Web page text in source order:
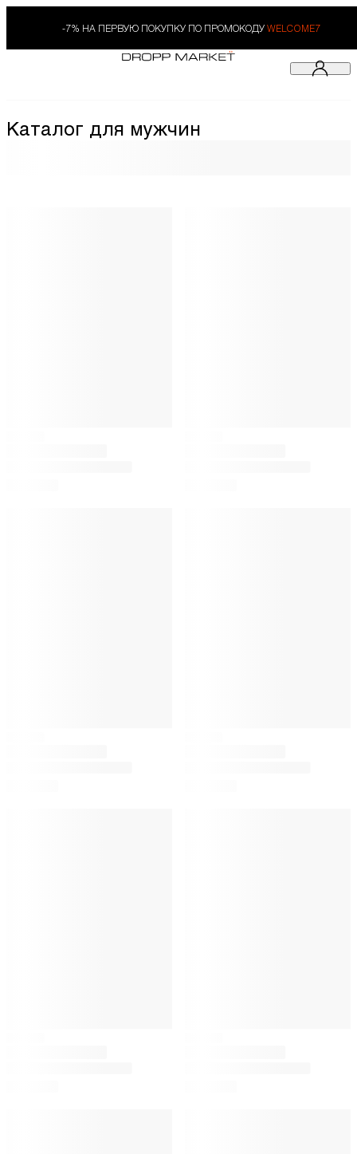
-7% НА ПЕРВУЮ ПОКУПКУ ПО ПРОМОКОДУ WELCOME7
Каталог для мужчин